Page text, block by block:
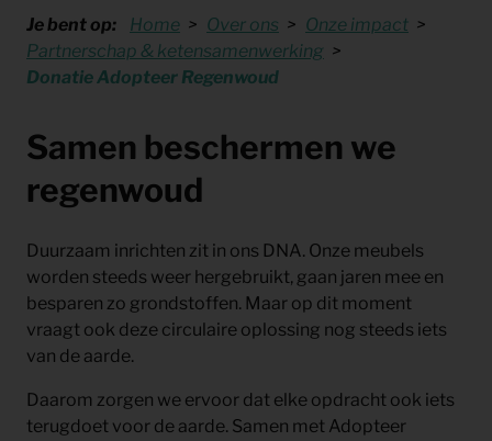
Je bent op: Home Over ons
Onze impact
Partnerschap & ketensamenwerking
Donatie Adopteer Regenwoud
Samen beschermen we
regenwoud
Duurzaam inrichten zit in ons DNA. Onze meubels
worden steeds weer hergebruikt, gaan jaren mee en
besparen zo grondstoffen. Maar op dit moment
vraagt ook deze circulaire oplossing nog steeds iets
van de aarde.
Daarom zorgen we ervoor dat elke opdracht ook iets
terugdoet voor de aarde. Samen met Adopteer